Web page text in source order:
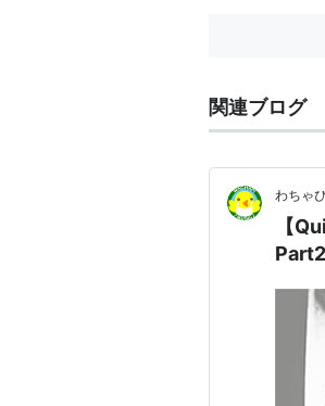
関連ブログ
わちゃ
【